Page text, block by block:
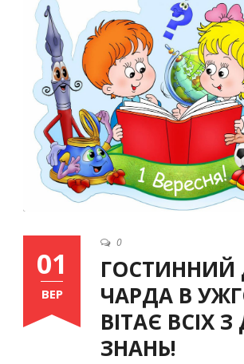
Ukrainian
01
ВЕР
0
ГОСТИННИЙ
ЧАРДА В
ВІТАЄ ВСІХ
ЗНАНЬ!